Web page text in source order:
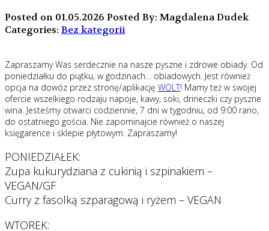
Posted on 01.05.2026 Posted By: Magdalena Dudek
Categories: Bez kategorii
Zapraszamy Was serdecznie na nasze pyszne i zdrowe obiady. Od
poniedziałku do piątku, w godzinach… obiadowych. Jest również
opcja na dowóz przez stronę/aplikację WOLT! Mamy też w swojej
ofercie wszelkiego rodzaju napoje, kawy, soki, drineczki czy pyszne
wina. Jesteśmy otwarci codziennie, 7 dni w tygodniu, od 9:00 rano,
do ostatniego gościa. Nie zapominajcie również o naszej
księgarence i sklepie płytowym. Zapraszamy!
PONIEDZIAŁEK:
Zupa kukurydziana z cukinią i szpinakiem –
VEGAN/GF
Curry z fasolką szparagową i ryżem – VEGAN
WTOREK: